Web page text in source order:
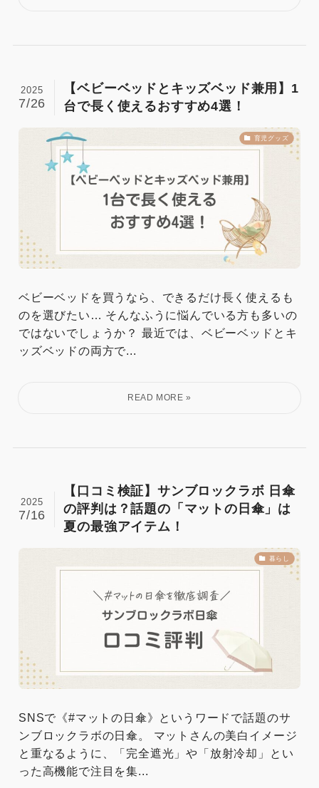
【ベビーベッドとキッズベッド兼用】1
台で長く使えるおすすめ4選！
2025
7/26
育児グッズ
ベビーベッドを買うなら、できるだけ長く使えるも
のを選びたい… そんなふうに悩んでいる方も多いの
ではないでしょうか？ 最近では、ベビーベッドとキ
ッズベッドの両方で...
【口コミ検証】サンブロックラボ 日傘
の評判は？話題の「マットの日傘」は
夏の最強アイテム！
2025
7/16
暮らし
SNSで《#マットの日傘》というワードで話題のサ
ンブロックラボの日傘。 マットさんの美白イメージ
と重なるように、「完全遮光」や「放射冷却」とい
った高機能で注目を集...